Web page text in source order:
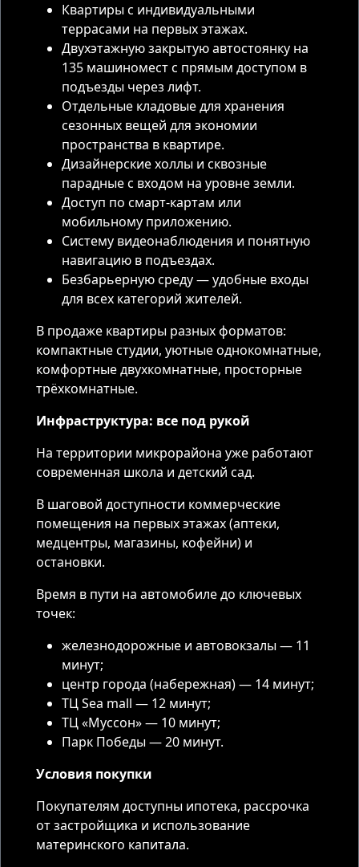
Квартиры с индивидуальными
террасами на первых этажах.
Двухэтажную закрытую автостоянку на
135 машиномест с прямым доступом в
подъезды через лифт.
Отдельные кладовые для хранения
сезонных вещей для экономии
пространства в квартире.
Дизайнерские холлы и сквозные
парадные с входом на уровне земли.
Доступ по смарт-картам или
мобильному приложению.
Систему видеонаблюдения и понятную
навигацию в подъездах.
Безбарьерную среду — удобные входы
для всех категорий жителей.
В продаже квартиры разных форматов:
компактные студии, уютные однокомнатные,
комфортные двухкомнатные, просторные
трёхкомнатные.
Инфраструктура: все под рукой
На территории микрорайона уже работают
современная школа и детский сад.
В шаговой доступности коммерческие
помещения на первых этажах (аптеки,
медцентры, магазины, кофейни) и
остановки.
Время в пути на автомобиле до ключевых
точек:
железнодорожные и автовокзалы — 11
минут;
центр города (набережная) — 14 минут;
ТЦ Sea mall — 12 минут;
ТЦ «Муссон» — 10 минут;
Парк Победы — 20 минут.
Условия покупки
Покупателям доступны ипотека, рассрочка
от застройщика и использование
материнского капитала.